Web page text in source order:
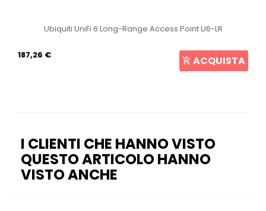
Ubiquiti UniFi 6 Long-Range Access Point U6-LR
187,26 € ACQUISTA
I CLIENTI CHE HANNO VISTO
QUESTO ARTICOLO HANNO
VISTO ANCHE